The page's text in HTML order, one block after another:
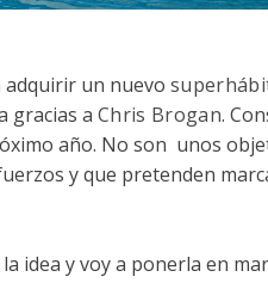
adquirir un nuevo
gracias a Chris Brogan.
año. No son unos
y que pretenden
idea y voy a ponerla en